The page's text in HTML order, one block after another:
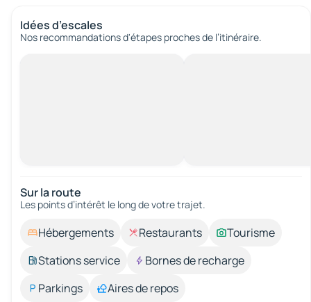
Idées d’escales
Nos recommandations d'étapes proches de l’itinéraire.
Sur la route
Les points d’intérêt le long de votre trajet.
Hébergements Restaurants
Tourisme
Stations service
Bornes de recharge
Parkings
Aires de repos